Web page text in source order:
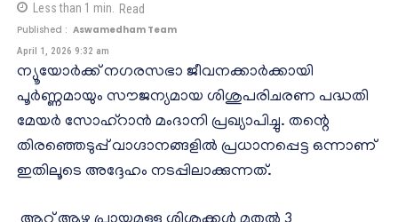
Less than 1 min. Read
Published : Aswamedham Team
April 1, 2026 9:32 am
ന്യൂയോർക്ക് നഗരസഭാ ജീവനക്കാർക്കായി
പൂർണ്ണമായും സൗജന്യമായ ശിശുപരിചരണ പദ്ധതി
മേയർ സോഹ്റാൻ മംദാനി പ്രഖ്യാപിച്ചു. തന്റെ
തിരഞ്ഞെടുപ്പ് വാഗ്ദാനങ്ങളിൽ പ്രധാനപ്പെട്ട ഒന്നാണ്
ഇതിലൂടെ അദ്ദേഹം നടപ്പിലാക്കുന്നത്.